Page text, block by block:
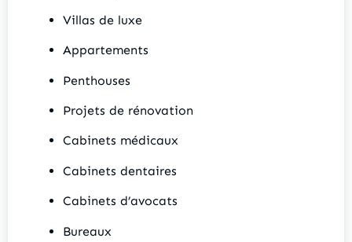
Villas de luxe
Appartements
Penthouses
Projets de rénovation
Cabinets médicaux
Cabinets dentaires
Cabinets d’avocats
Bureaux